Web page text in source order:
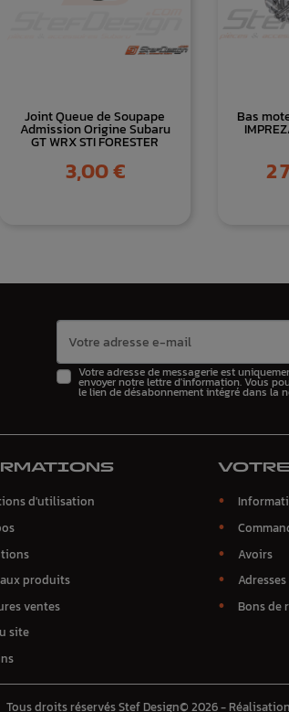
Joint Queue de Soupape
Admission Origine Subaru
GT WRX STI FORESTER
Prix
3,00 €
Bas
Prix
2
Votre adresse de messagerie est
envoyer notre lettre d'information. Vous
le lien de désabonnement intégré dans la
d'utilisation
produits
ventes
site
Avoirs
Adresses
Bons de
Tous droits réservés Stef Design© 2026 - Réalisation